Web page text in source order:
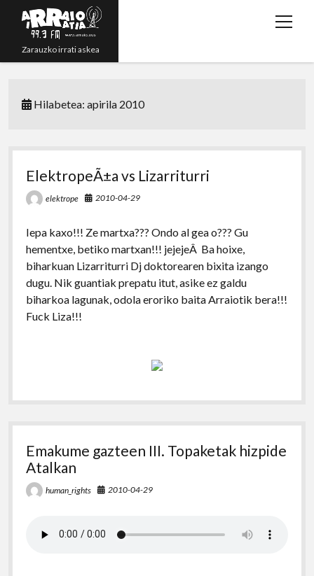
Zarauzko irrati askea
open
Irratsaioak
twitteryoutube
rss emailphone
Hilabetea:apirila 2010
ElektropeÃ±a vs Lizarriturri
elektrope 2010-04-29
Iepa kaxo!!! Ze martxa??? Ondo al gea o??? Gu
hementxe, betiko martxan!!! jejejeÂ Ba hoixe,
biharkuan Lizarriturri Dj doktorearen bixita izango
dugu. Nik guantiak prepatu itut, asike ez galdu
biharkoa lagunak, odola eroriko baita Arraiotik bera!!!
Fuck Liza!!!
Emakume gazteen III. Topaketak hizpide
Atalkan
human_rights 2010-04-29